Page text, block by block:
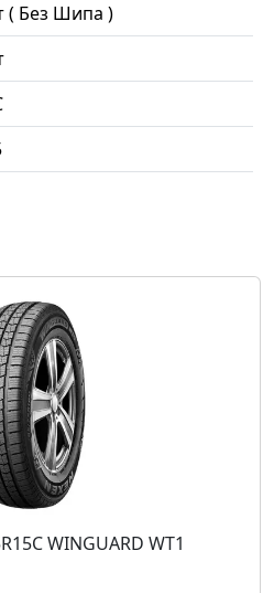
( Без Шипа )
WINGUARD WT1